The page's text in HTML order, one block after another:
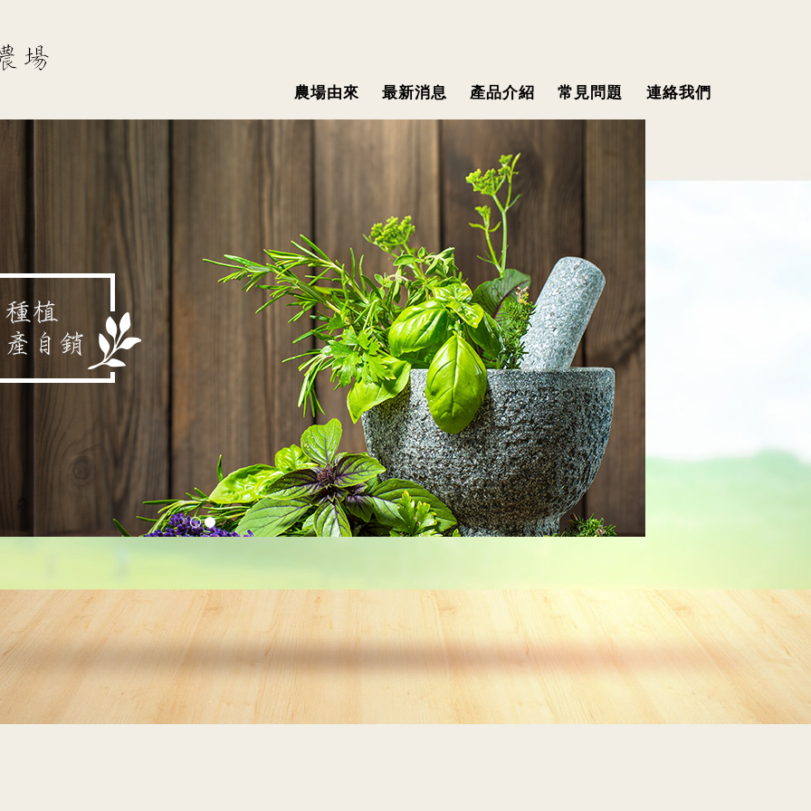
農場由來 最新消息 產品介紹 常見問題 連絡我們